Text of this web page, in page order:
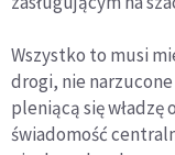
Wszystko to musi
drogi, nie
pleniącą się
świadomość